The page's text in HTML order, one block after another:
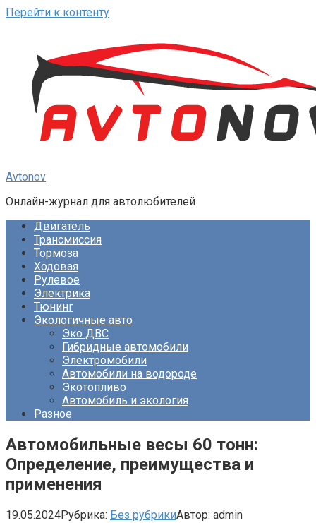
Перейти к контенту
Avtonov
Онлайн-журнал для автолюбителей
Двигатель
Трансмиссия
Тормоза
Ходовая
Рулевое
Электрика
Тюнинг
Экологичные авто
Эко ДВС
Гибридные автомобили
Электромобили
Автомобили на водороде
Экотопливо
Автомобиль и экология
Разное
Автомобильные весы 60 тонн:
Определение, преимущества и
применения
19.05.2024Рубрика: Без рубрикиАвтор: admin